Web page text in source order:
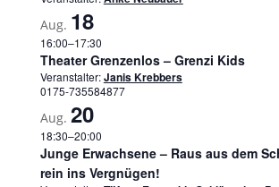
Aug. 18
16:00–17:30
Theater Grenzenlos – Grenzi Kids
Veranstalter:Janis Krebbers
0175-735584877
Aug. 20
18:30–20:00
Junge Erwachsene – Raus aus dem
rein ins Vergnügen!